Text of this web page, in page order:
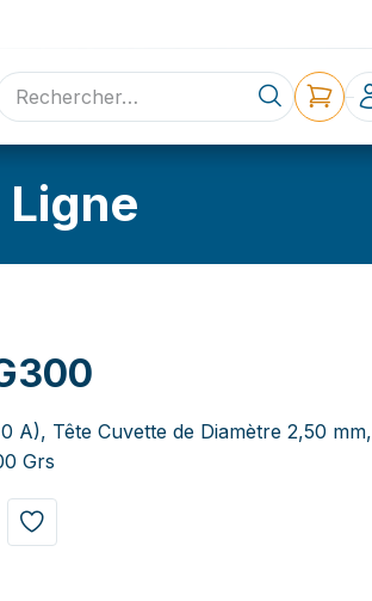
Contact
A), Tête Cuvette de Diamètre 2,50 mm,
Grs